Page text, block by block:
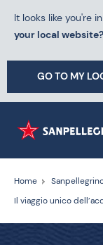
It looks like you're
your local website?
GO TO MY
Home
Il viaggio unico